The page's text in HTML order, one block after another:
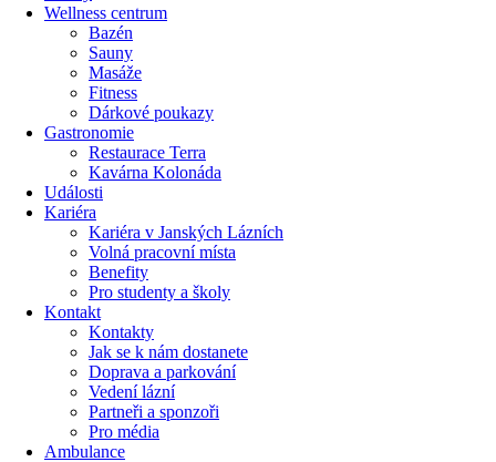
Wellness centrum
Bazén
Sauny
Masáže
Fitness
Dárkové poukazy​
Gastronomie
Restaurace Terra
Kavárna Kolonáda
Události
Kariéra
Kariéra v Janských Lázních
Volná pracovní místa
Benefity
Pro studenty a školy
Kontakt
Kontakty
Jak se k nám dostanete
Doprava a parkování
Vedení lázní
Partneři a sponzoři
Pro média
Ambulance